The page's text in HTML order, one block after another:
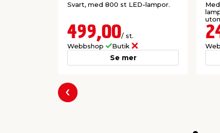
Svart, med 800 st LED-lampor.
499,00/ st.
Webbshop
Butik
Se mer
Föregående